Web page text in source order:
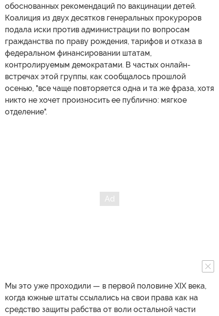
обоснованных рекомендаций по вакцинации детей.
Коалиция из двух десятков генеральных прокуроров
подала иски против администрации по вопросам
гражданства по праву рождения, тарифов и отказа в
федеральном финансировании штатам,
контролируемым демократами. В частых онлайн-
встречах этой группы, как сообщалось прошлой
осенью, "все чаще повторяется одна и та же фраза, хотя
никто не хочет произносить ее публично: мягкое
отделение".
Мы это уже проходили — в первой половине XIX века,
когда южные штаты ссылались на свои права как на
средство защиты рабства от воли остальной части